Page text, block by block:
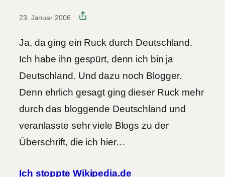
23. Januar 2006
Ja, da ging ein Ruck durch Deutschland.
Ich habe ihn gespürt, denn ich bin ja
Deutschland. Und dazu noch Blogger.
Denn ehrlich gesagt ging dieser Ruck mehr
durch das bloggende Deutschland und
veranlasste sehr viele Blogs zu der
Überschrift, die ich hier…
Ich stoppte Wikipedia.de